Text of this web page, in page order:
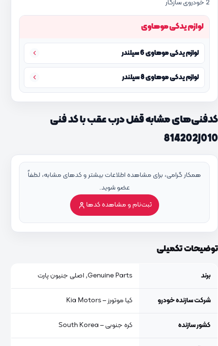
2 خودروی سازگار
لوازم یدکی موهاوی
لوازم یدکی موهاوی 6 سیلندر
لوازم یدکی موهاوی 8 سیلندر
کدفنی‌های مشابه قفل درب عقب با کد فنی
814202J010
همکار گرامی، برای مشاهده اطلاعات بیشتر و کدهای مشابه، لطفاً
عضو شوید.
ثبت‌نام و مشاهده کدها
توضیحات تکمیلی
برند Genuine Parts, اصلی جنیون پارت
شرکت سازنده خودرو کیا موتورز – Kia Motors
کشور سازنده کره جنوبی – South Korea